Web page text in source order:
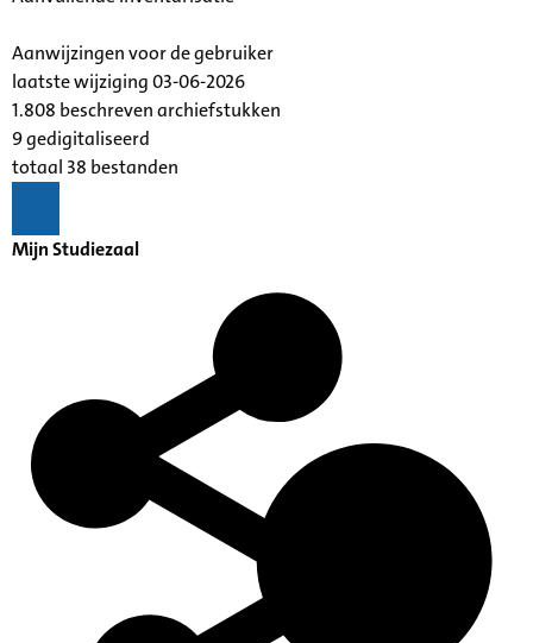
Aanwijzingen voor de gebruiker
laatste wijziging 03-06-2026
1.808 beschreven archiefstukken
9 gedigitaliseerd
totaal 38 bestanden
Mijn Studiezaal